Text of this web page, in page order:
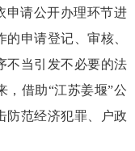
申请公开办理环节进
申请登记、审核、
不当引发不必要的法
，借助“江苏姜堰”公
防范经济犯罪、户政